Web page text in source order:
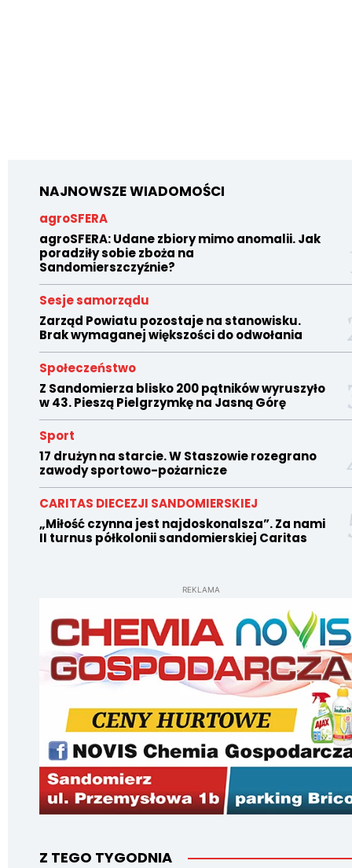
NAJNOWSZE WIADOMOŚCI
agroSFERA
agroSFERA: Udane zbiory mimo anomalii. Jak
poradziły sobie zboża na
Sandomierszczyźnie?
Sesje samorządu
Zarząd Powiatu pozostaje na stanowisku.
Brak wymaganej większości do odwołania
Społeczeństwo
Z Sandomierza blisko 200 pątników wyruszyło
w 43. Pieszą Pielgrzymkę na Jasną Górę
Sport
17 drużyn na starcie. W Staszowie rozegrano
zawody sportowo-pożarnicze
CARITAS DIECEZJI SANDOMIERSKIEJ
„Miłość czynna jest najdoskonalsza”. Za nami
II turnus półkolonii sandomierskiej Caritas
REKLAMA
Z TEGO TYGODNIA